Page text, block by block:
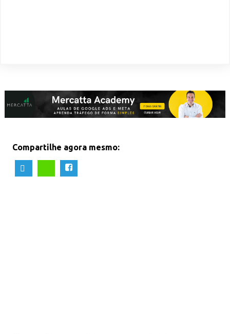
Compartilhe agora mesmo: